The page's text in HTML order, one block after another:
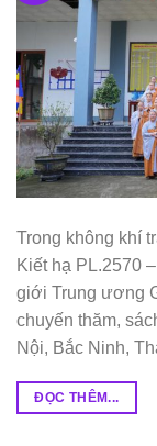
Trong không khí
Kiết hạ PL.2570
giới Trung ương
chuyến thăm,
Nội, Bắc Ninh,
ĐỌC THÊM...